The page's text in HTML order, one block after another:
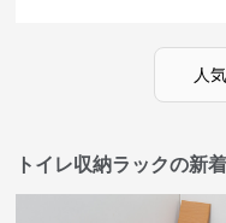
人
トイレ収納ラックの新